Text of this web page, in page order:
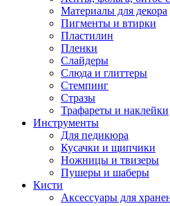
Материалы для декора
Пигменты и втирки
Пластилин
Пленки
Слайдеры
Слюда и глиттеры
Стемпинг
Стразы
Трафареты и наклейки
Инструменты
Для педикюра
Кусачки и щипчики
Ножницы и твизеры
Пушеры и шаберы
Кисти
Аксессуары для